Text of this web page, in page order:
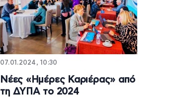
07.01.2024, 10:30
Νέες «Ημέρες Καριέρας» από
τη ΔΥΠΑ το 2024